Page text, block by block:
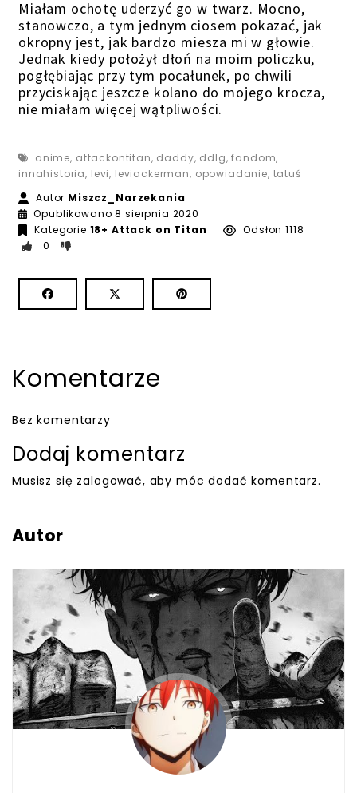
Miałam ochotę uderzyć go w twarz. Mocno,
stanowczo, a tym jednym ciosem pokazać, jak
okropny jest, jak bardzo miesza mi w głowie.
Jednak kiedy położył dłoń na moim policzku,
pogłębiając przy tym pocałunek, po chwili
przyciskając jeszcze kolano do mojego krocza,
nie miałam więcej wątpliwości.
anime, attackontitan, daddy, ddlg,fandom,
innahistoria, levi, leviackerman, opowiadanie, tatuś
Autor Miszcz_Narzekania
Opublikowano8 sierpnia 2020
Kategorie 18+ Attack on Titan
Odsłon 1118
0
Komentarze
Bez komentarzy
Dodaj komentarz
Musisz się zalogować, aby móc dodać komentarz.
Autor